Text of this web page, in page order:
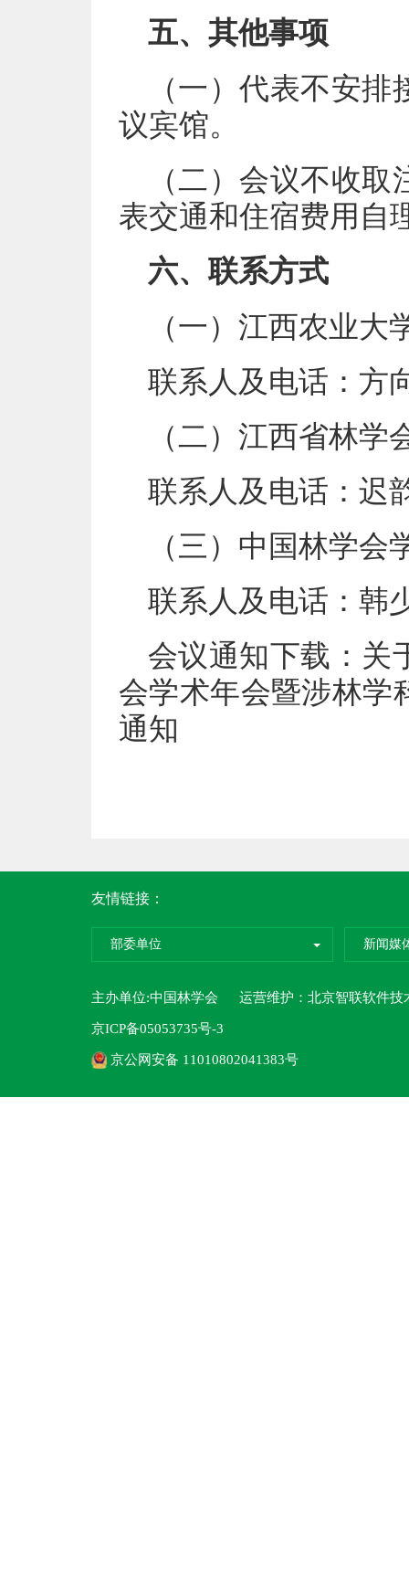
五、其他事项
（一）代表不安
议宾馆。
（二）会议不收
表交通和住宿费用自
六、联系方式
（一）江西农业大
联系人及电话：方
（二）江西省林学
联系人及电话：迟
（三）中国林学会
联系人及电话：韩
会议通知下载： 关
会学术年会暨涉林学
通知
友情链接：
部委单位 新闻媒
主办单位:中国林学会 运营维护： 北京智联软件技
京ICP备05053735号-3
京公网安备 11010802041383号